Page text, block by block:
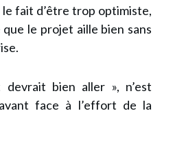
fait d’être trop optimiste,
le projet aille bien sans
bien aller », n’est
face à l’effort de la